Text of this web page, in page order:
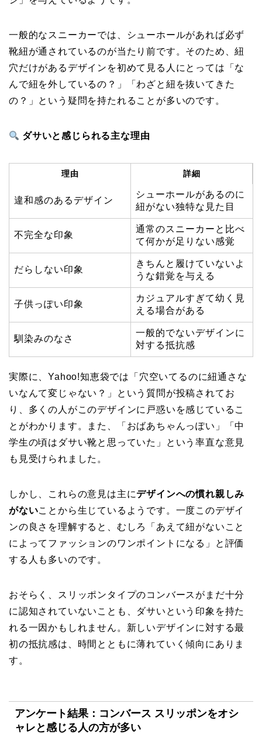
一般的なスニーカーでは、シューホールがあれば必ず
靴紐が通されているのが当たり前です。そのため、紐
穴だけがあるデザインを初めて見る人にとっては「な
んで紐を外しているの？」「わざと紐を抜いてきた
の？」という疑問を持たれることが多いのです。
ダサいと感じられる主な理由
理由 詳細
違和感のあるデザイン
シューホールがあるのに
紐がない独特な見た目
不完全な印象
通常のスニーカーと比べ
て何かが足りない感覚
だらしない印象
きちんと履けていないよ
うな錯覚を与える
子供っぽい印象
カジュアルすぎて幼く見
える場合がある
馴染みのなさ
一般的でないデザインに
対する抵抗感
実際に、Yahoo!知恵袋では「穴空いてるのに紐通さな
いなんて変じゃない？」という質問が投稿されてお
り、多くの人がこのデザインに戸惑いを感じているこ
とがわかります。また、「おばあちゃんっぽい」「中
学生の頃はダサい靴と思っていた」という率直な意見
も見受けられました。
しかし、これらの意見は主にデザインへの慣れ親しみ
がないことから生じているようです。一度このデザイ
ンの良さを理解すると、むしろ「あえて紐がないこと
によってファッションのワンポイントになる」と評価
する人も多いのです。
おそらく、スリッポンタイプのコンバースがまだ十分
に認知されていないことも、ダサいという印象を持た
れる一因かもしれません。新しいデザインに対する最
初の抵抗感は、時間とともに薄れていく傾向にありま
す。
アンケート結果：コンバース スリッポンをオシ
ャレと感じる人の方が多い